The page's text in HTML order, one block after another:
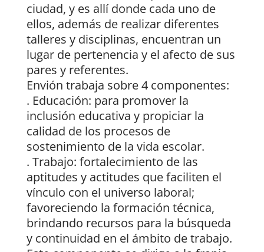
ciudad, y es allí donde cada uno de
ellos, además de realizar diferentes
talleres y disciplinas, encuentran un
lugar de pertenencia y el afecto de sus
pares y referentes.
Envión trabaja sobre 4 componentes:
. Educación: para promover la
inclusión educativa y propiciar la
calidad de los procesos de
sostenimiento de la vida escolar.
. Trabajo: fortalecimiento de las
aptitudes y actitudes que faciliten el
vínculo con el universo laboral;
favoreciendo la formación técnica,
brindando recursos para la búsqueda
y continuidad en el ámbito de trabajo.